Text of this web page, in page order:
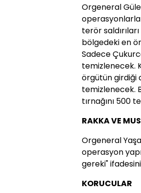
Orgeneral
operasyonlarla
terör
bölgedeki en
Sadece
temizlenecek.
örgütün girdiği
temizlenecek.
tırnağını 500
RAKKA VE
Orgeneral
operasyon
gereki"
KORUCULAR